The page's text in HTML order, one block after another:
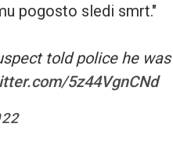
pogosto sledi smrt."
told police he
5z44VgnCNd